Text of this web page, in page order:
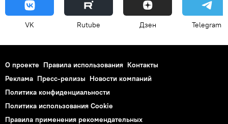
VK Rutube Дзен Telegram
О проекте Правила использования Контакты
Реклама Пресс-релизы Новости компаний
Политика конфиденциальности
Политика использования Cookie
Правила применения рекомендательных